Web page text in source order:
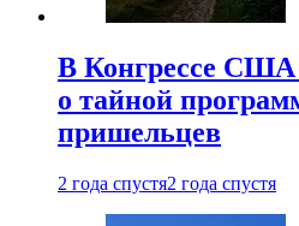
В Конгрессе США
о тайной
пришельцев
2 года спустя2 года спустя